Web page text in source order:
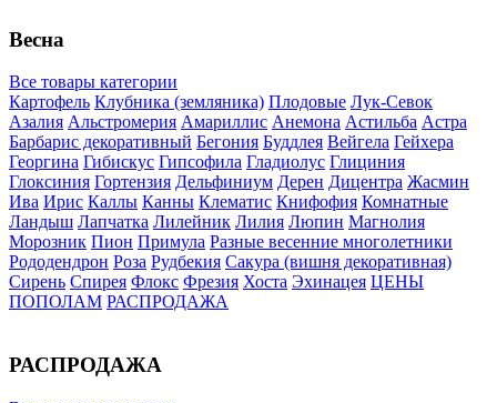
Весна
Все товары категории
Картофель Клубника (земляника) Плодовые Лук-Севок
Азалия Альстромерия Амариллис Анемона Астильба Астра
Барбарис декоративный Бегония Буддлея Вейгела Гейхера
Георгина Гибискус Гипсофила Гладиолус Глициния
Глоксиния Гортензия Дельфиниум Дерен Дицентра Жасмин
Ива Ирис Каллы Канны Клематис Книфофия Комнатные
Ландыш Лапчатка Лилейник Лилия Люпин Магнолия
Морозник Пион Примула Разные весенние многолетники
Рододендрон Роза Рудбекия Сакура (вишня декоративная)
Сирень Спирея Флокс Фрезия Хоста Эхинацея ЦЕНЫ
ПОПОЛАМ РАСПРОДАЖА
РАСПРОДАЖА